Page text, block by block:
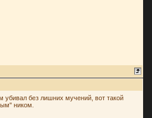
убивал без лишних мучений, вот такой
ником.